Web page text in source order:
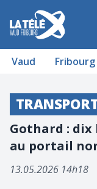
La Télé -
Vaud Fribourg
Gothard : dix
au portail
13.05.2026 14h18